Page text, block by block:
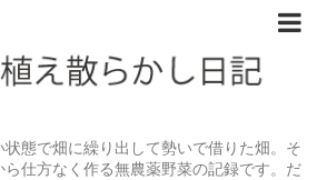
態で畑に繰り出して勢いで借りた畑。そ
ら仕方なく作る無農薬野菜の記録です。だ